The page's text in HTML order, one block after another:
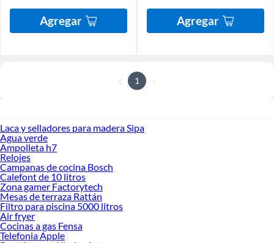
Agregar Agregar
1
Laca y selladores para madera Sipa
Agua verde
Ampolleta h7
Relojes
Campanas de cocina Bosch
Calefont de 10 litros
Zona gamer Factorytech
Mesas de terraza Rattán
Filtro para piscina 5000 litros
Air fryer
Cocinas a gas Fensa
Telefonia Apple